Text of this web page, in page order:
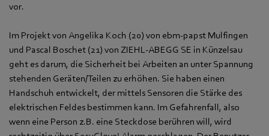
vor.
Im Projekt von Angelika Koch (20) von ebm-papst Mulfingen
und Pascal Boschet (21) von ZIEHL-ABEGG SE in Künzelsau
geht es darum, die Sicherheit bei Arbeiten an unter Spannung
stehenden Geräten/Teilen zu erhöhen. Sie haben einen
Handschuh entwickelt, der mittels Sensoren die Stärke des
elektrischen Feldes bestimmen kann. Im Gefahrenfall, also
wenn eine Person z.B. eine Steckdose berühren will, wird